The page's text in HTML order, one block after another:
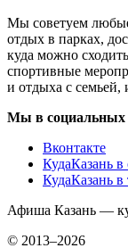
Мы советуем
отдых в парках,
куда можно
спортивные
и отдыха с семьей,
Мы в социальных
Вконтакте
КудаКазань
КудаКазань в
Афиша Казань —
© 2013–2026